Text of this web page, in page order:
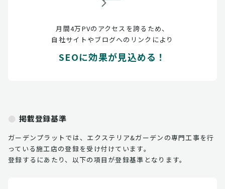
月間4万PVのアクセスを誇るため、
自社サイトやブログへのリンクにより
SEOに効果が見込める！
掲載登録基準
ガーデンプラットでは、エクステリア&ガーデンの専門工事を行
っている施工店の登録を受け付けています。
登録するにあたり、以下の項目が登録基準となります。